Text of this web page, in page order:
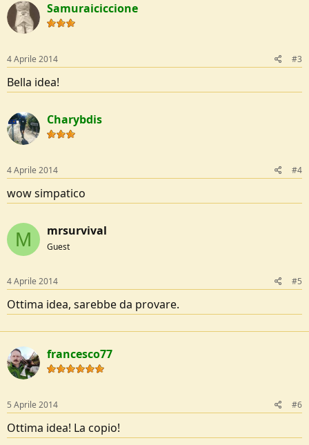
Samuraiciccione
4 Aprile 2014 #3
Bella idea!
Charybdis
4 Aprile 2014 #4
wow simpatico
M mrsurvival
Guest
4 Aprile 2014 #5
Ottima idea, sarebbe da provare.
francesco77
5 Aprile 2014 #6
Ottima idea! La copio!